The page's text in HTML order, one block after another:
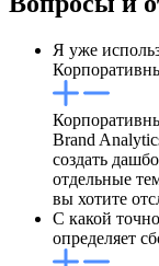
Я уже
Brand
создать
отдельные
вы хотите
С какой
определяет